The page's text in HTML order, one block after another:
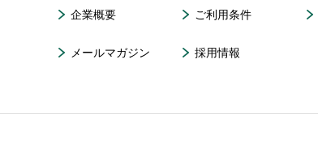
企業概要 ご利用条件
メールマガジン 採用情報